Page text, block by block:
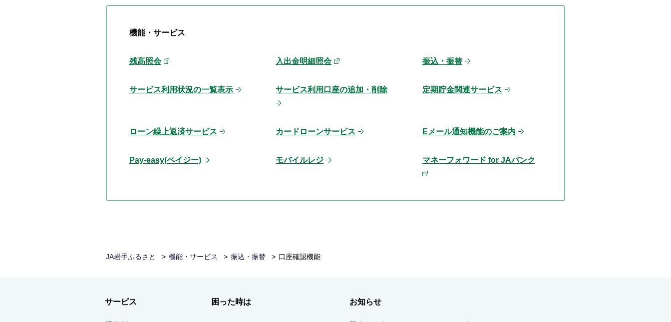
機能・サービス
残高照会 入出金明細照会 振込・振替
サービス利用状況の一覧表示 サービス利用口座の追加・削除 定期貯金関連サービス
ローン繰上返済サービス カードローンサービス Eメール通知機能のご案内
Pay-easy(ペイジー) モバイルレジ マネーフォワード for JAバンク
JA岩手ふるさと 機能・サービス 振込・振替 口座確認機能
サービス 困った時は お知らせ